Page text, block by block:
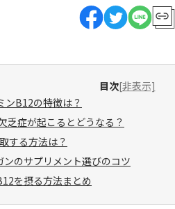
目次[非表示]
ンB12の特徴は？
症が起こるとどうなる？
する方法は？
のサプリメント選びのコツ
を摂る方法まとめ